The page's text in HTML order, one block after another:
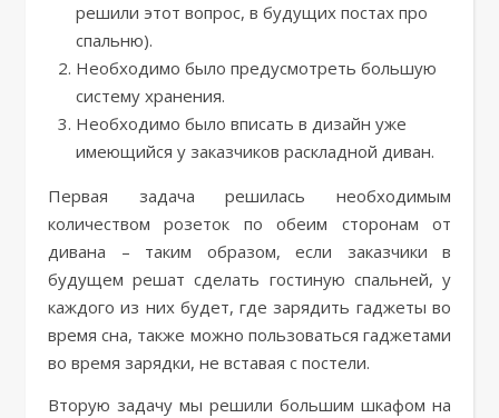
решили этот вопрос, в будущих постах про
спальню).
Необходимо было предусмотреть большую
систему хранения.
Необходимо было вписать в дизайн уже
имеющийся у заказчиков раскладной диван.
Первая задача решилась необходимым
количеством розеток по обеим сторонам от
дивана – таким образом, если заказчики в
будущем решат сделать гостиную спальней, у
каждого из них будет, где зарядить гаджеты во
время сна, также можно пользоваться гаджетами
во время зарядки, не вставая с постели.
Вторую задачу мы решили большим шкафом на